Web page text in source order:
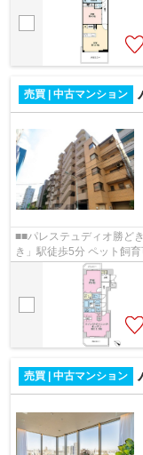
売買 | 中古マンション
■■パレステュディオ勝どきRiver side■■ 平成19年
き」駅徒歩5分
売買 | 中古マンション